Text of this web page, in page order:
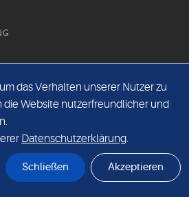
das Verhalten unserer Nutzer zu
die Website nutzerfreundlicher und
Datenschutzerklärung.
Schließen Akzeptieren